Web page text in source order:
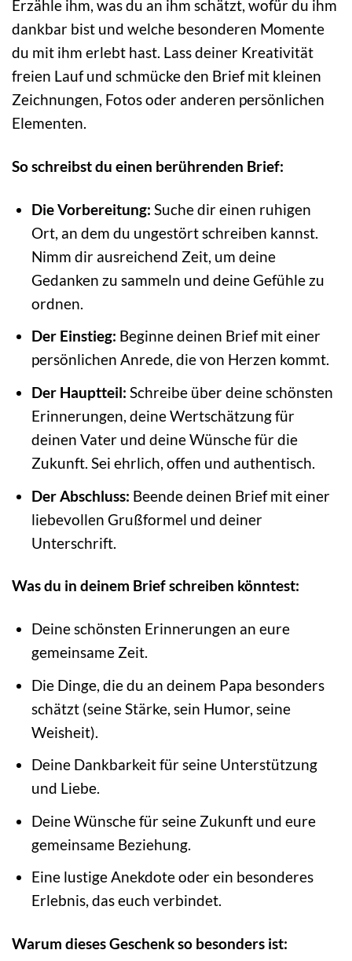
Erzähle ihm, was du an ihm schätzt, wofür du ihm
dankbar bist und welche besonderen Momente
du mit ihm erlebt hast. Lass deiner Kreativität
freien Lauf und schmücke den Brief mit kleinen
Zeichnungen, Fotos oder anderen persönlichen
Elementen.
So schreibst du einen berührenden Brief:
Die Vorbereitung: Suche dir einen ruhigen
Ort, an dem du ungestört schreiben kannst.
Nimm dir ausreichend Zeit, um deine
Gedanken zu sammeln und deine Gefühle zu
ordnen.
Der Einstieg: Beginne deinen Brief mit einer
persönlichen Anrede, die von Herzen kommt.
Der Hauptteil: Schreibe über deine schönsten
Erinnerungen, deine Wertschätzung für
deinen Vater und deine Wünsche für die
Zukunft. Sei ehrlich, offen und authentisch.
Der Abschluss: Beende deinen Brief mit einer
liebevollen Grußformel und deiner
Unterschrift.
Was du in deinem Brief schreiben könntest:
Deine schönsten Erinnerungen an eure
gemeinsame Zeit.
Die Dinge, die du an deinem Papa besonders
schätzt (seine Stärke, sein Humor, seine
Weisheit).
Deine Dankbarkeit für seine Unterstützung
und Liebe.
Deine Wünsche für seine Zukunft und eure
gemeinsame Beziehung.
Eine lustige Anekdote oder ein besonderes
Erlebnis, das euch verbindet.
Warum dieses Geschenk so besonders ist: